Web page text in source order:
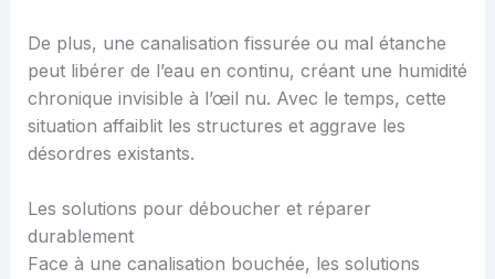
De plus, une canalisation fissurée ou mal étanche
peut libérer de l’eau en continu, créant une humidité
chronique invisible à l’œil nu. Avec le temps, cette
situation affaiblit les structures et aggrave les
désordres existants.
Les solutions pour déboucher et réparer
durablement
Face à une canalisation bouchée, les solutions